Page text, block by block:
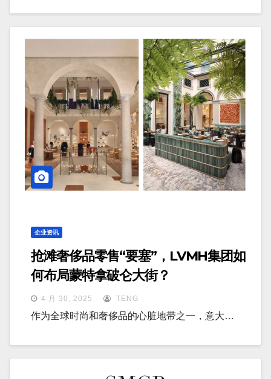
企业资讯
抢滩奢侈品零售“要塞”，LVMH集团如
何布局蒙特拿破仑大街？
4 月 30, 2025 TENG
作为全球时尚和奢侈品的心脏地带之一，意大…